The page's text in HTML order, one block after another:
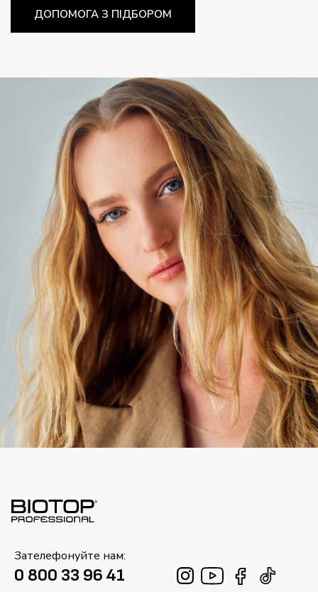
ДОПОМОГА З ПІДБОРОМ
Зателефонуйте нам:
0 800 33 96 41